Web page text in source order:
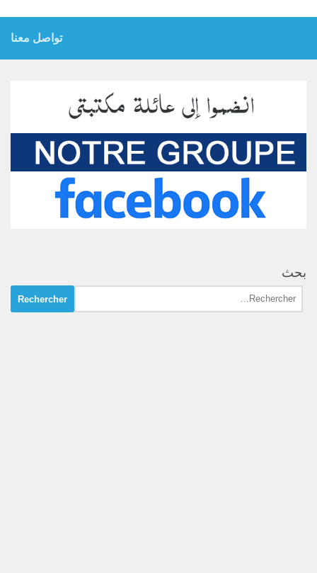
تواصل معنا
بحث
Rechercher :